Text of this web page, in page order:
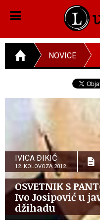
NOVICE
IVICA ĐIKIĆ
12. KOLOVOZA 2012.
OSVETNIK S
Ivo Josipović u
džihadu